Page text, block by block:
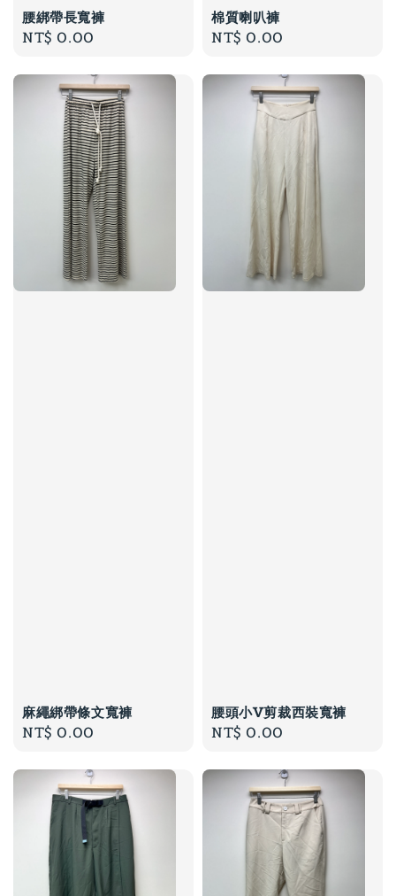
腰綁帶長寬褲
Regular
NT$ 0.00
棉質喇叭褲
Regular
NT$ 0.00
麻繩綁帶條文寬褲
Regular
NT$ 0.00
腰頭小V剪裁西裝寬褲
Regular
NT$ 0.00